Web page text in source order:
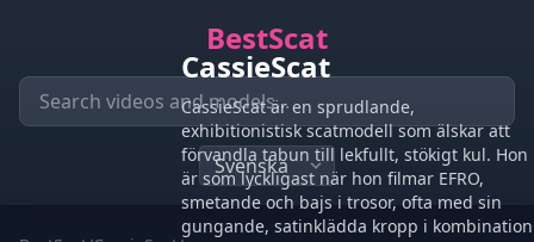
BestScat
CassieScat
CassieScat är en sprudlande,
exhibitionistisk scatmodell som älskar att
förvandla tabun till lekfullt, stökigt kul. Hon
är som lyckligast när hon filmar EFRO,
smetande och bajs i trosor, ofta med sin
gungande, satinklädda kropp i kombination